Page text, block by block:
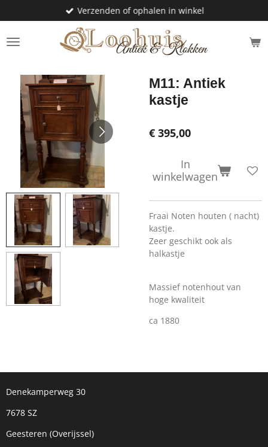
direct
naar
de
Verzenden of ophalen in winkel
M11: Antiek
kastje
€ 395,00
In
winkelwagen
Fraai Noten houten ( nacht)
kastje.
Zeer geschikt ook als
halkastje
Massief notenhout van
hoge kwaliteit
ca 1880
Denekamperweg 30
7678 SZ
Geesteren (Overijssel)